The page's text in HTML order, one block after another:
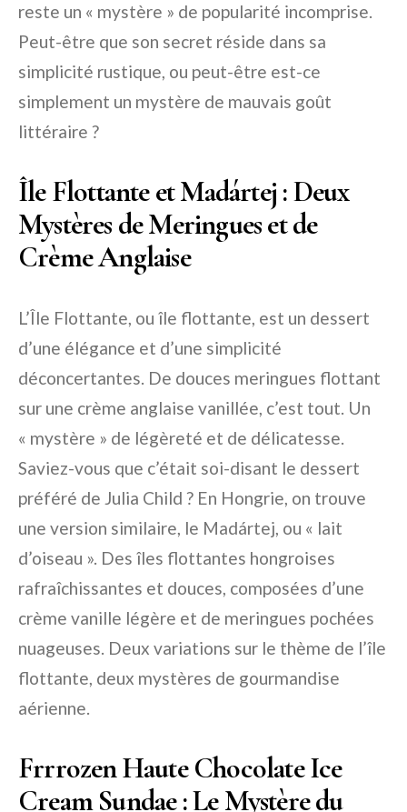
reste un « mystère » de popularité incomprise.
Peut-être que son secret réside dans sa
simplicité rustique, ou peut-être est-ce
simplement un mystère de mauvais goût
littéraire ?
Île Flottante et Madártej : Deux
Mystères de Meringues et de
Crème Anglaise
L’Île Flottante, ou île flottante, est un dessert
d’une élégance et d’une simplicité
déconcertantes. De douces meringues flottant
sur une crème anglaise vanillée, c’est tout. Un
« mystère » de légèreté et de délicatesse.
Saviez-vous que c’était soi-disant le dessert
préféré de Julia Child ? En Hongrie, on trouve
une version similaire, le Madártej, ou « lait
d’oiseau ». Des îles flottantes hongroises
rafraîchissantes et douces, composées d’une
crème vanille légère et de meringues pochées
nuageuses. Deux variations sur le thème de l’île
flottante, deux mystères de gourmandise
aérienne.
Frrrozen Haute Chocolate Ice
Cream Sundae : Le Mystère du